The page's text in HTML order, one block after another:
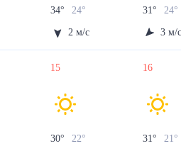
34° 24
2 м/с
31° 24°
3 м/
15
30° 22
16
31° 21°